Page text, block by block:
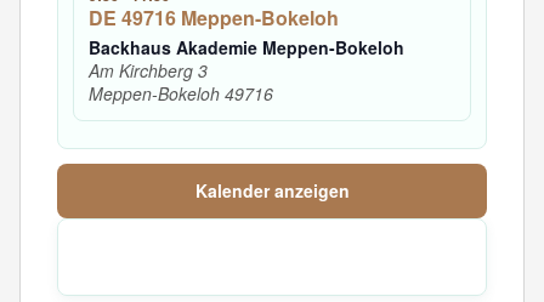
DE 49716 Meppen-Bokeloh
Backhaus Akademie Meppen-Bokeloh
Am Kirchberg 3
Meppen-Bokeloh 49716
Kalender anzeigen